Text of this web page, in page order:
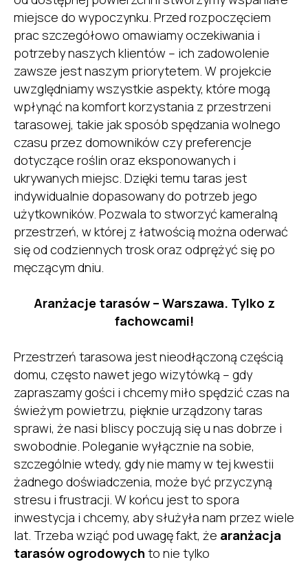
miejsce do wypoczynku. Przed rozpoczęciem
prac szczegółowo omawiamy oczekiwania i
potrzeby naszych klientów – ich zadowolenie
zawsze jest naszym priorytetem. W projekcie
uwzględniamy wszystkie aspekty, które mogą
wpłynąć na komfort korzystania z przestrzeni
tarasowej, takie jak sposób spędzania wolnego
czasu przez domowników czy preferencje
dotyczące roślin oraz eksponowanych i
ukrywanych miejsc. Dzięki temu taras jest
indywidualnie dopasowany do potrzeb jego
użytkowników. Pozwala to stworzyć kameralną
przestrzeń, w której z łatwością można oderwać
się od codziennych trosk oraz odprężyć się po
męczącym dniu.
Aranżacje tarasów – Warszawa. Tylko z
fachowcami!
Przestrzeń tarasowa jest nieodłączoną częścią
domu, często nawet jego wizytówką – gdy
zapraszamy gości i chcemy miło spędzić czas na
świeżym powietrzu, pięknie urządzony taras
sprawi, że nasi bliscy poczują się u nas dobrze i
swobodnie. Poleganie wyłącznie na sobie,
szczególnie wtedy, gdy nie mamy w tej kwestii
żadnego doświadczenia, może być przyczyną
stresu i frustracji. W końcu jest to spora
inwestycja i chcemy, aby służyła nam przez wiele
lat. Trzeba wziąć pod uwagę fakt, że aranżacja
tarasów ogrodowych to nie tylko